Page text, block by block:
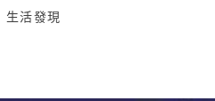
生活發現